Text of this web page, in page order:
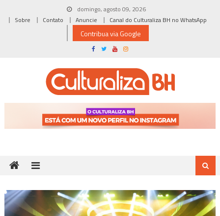
domingo, agosto 09, 2026
Sobre
Contato Anuncie Canal do Culturaliza BH no WhatsApp
Contribua via Google